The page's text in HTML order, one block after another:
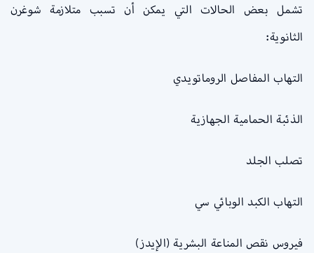
تشمل بعض الحالات التي يمكن أن تسبب متلازمة شوغرن
الثانوية:
التهاب المفاصل الروماتويدي
الذئبة الحمامية الجهازية
تصلب الجلد
التهاب الكبد الوبائي سي
فيروس نقص المناعة البشرية (الإيدز)